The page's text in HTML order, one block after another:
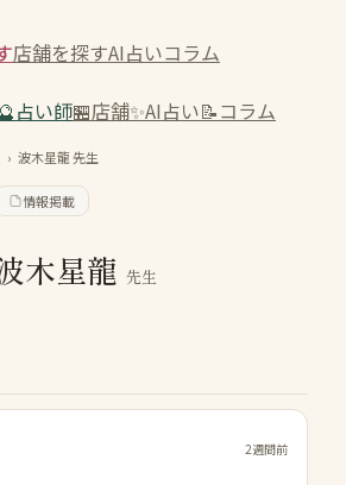
店舗を探すAI占いコラム
🔮占い師🏪店舗✨AI占い📝コラム
› 波木星龍先生
情報掲載
木星龍 先生
2週間前